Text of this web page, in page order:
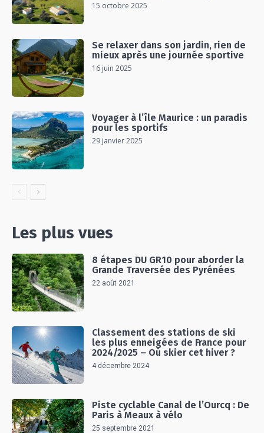
15 octobre 2025
Se relaxer dans son jardin, rien de
mieux après une journée sportive
16 juin 2025
Voyager à l’île Maurice : un paradis
pour les sportifs
29 janvier 2025
Les plus vues
8 étapes DU GR10 pour aborder la
Grande Traversée des Pyrénées
22 août 2021
Classement des stations de ski
les plus enneigées de France pour
2024/2025 – Où skier cet hiver ?
4 décembre 2024
Piste cyclable Canal de l’Ourcq : De
Paris à Meaux à vélo
25 septembre 2021